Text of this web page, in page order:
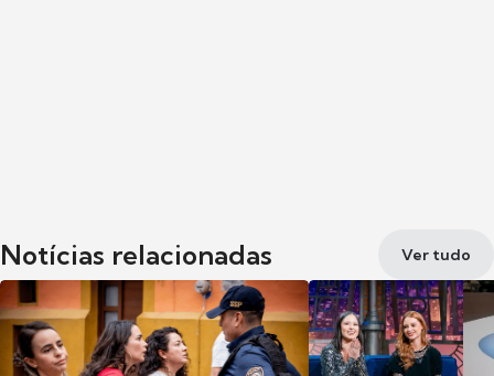
Notícias relacionadas Ver tudo